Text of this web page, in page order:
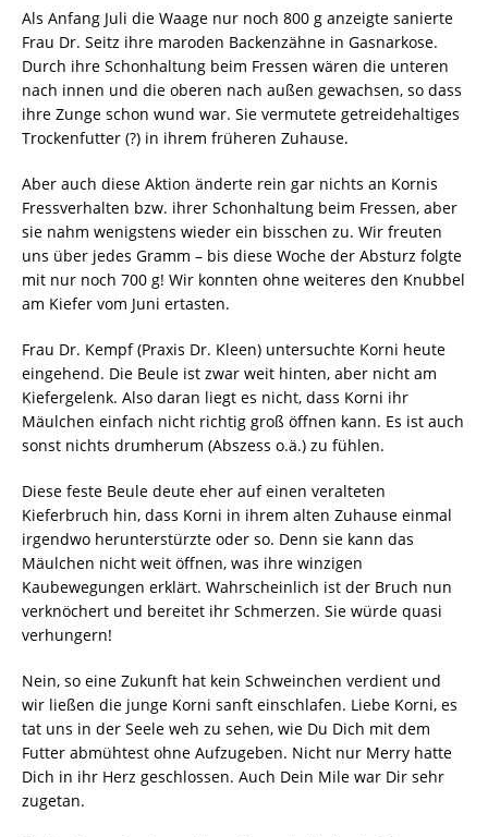
Als Anfang Juli die Waage nur noch 800 g anzeigte sanierte
Frau Dr. Seitz ihre maroden Backenzähne in Gasnarkose.
Durch ihre Schonhaltung beim Fressen wären die unteren
nach innen und die oberen nach außen gewachsen, so dass
ihre Zunge schon wund war. Sie vermutete getreidehaltiges
Trockenfutter (?) in ihrem früheren Zuhause.
Aber auch diese Aktion änderte rein gar nichts an Kornis
Fressverhalten bzw. ihrer Schonhaltung beim Fressen, aber
sie nahm wenigstens wieder ein bisschen zu. Wir freuten
uns über jedes Gramm – bis diese Woche der Absturz folgte
mit nur noch 700 g! Wir konnten ohne weiteres den Knubbel
am Kiefer vom Juni ertasten.
Frau Dr. Kempf (Praxis Dr. Kleen) untersuchte Korni heute
eingehend. Die Beule ist zwar weit hinten, aber nicht am
Kiefergelenk. Also daran liegt es nicht, dass Korni ihr
Mäulchen einfach nicht richtig groß öffnen kann. Es ist auch
sonst nichts drumherum (Abszess o.ä.) zu fühlen.
Diese feste Beule deute eher auf einen veralteten
Kieferbruch hin, dass Korni in ihrem alten Zuhause einmal
irgendwo herunterstürzte oder so. Denn sie kann das
Mäulchen nicht weit öffnen, was ihre winzigen
Kaubewegungen erklärt. Wahrscheinlich ist der Bruch nun
verknöchert und bereitet ihr Schmerzen. Sie würde quasi
verhungern!
Nein, so eine Zukunft hat kein Schweinchen verdient und
wir ließen die junge Korni sanft einschlafen. Liebe Korni, es
tat uns in der Seele weh zu sehen, wie Du Dich mit dem
Futter abmühtest ohne Aufzugeben. Nicht nur Merry hatte
Dich in ihr Herz geschlossen. Auch Dein Mile war Dir sehr
zugetan.